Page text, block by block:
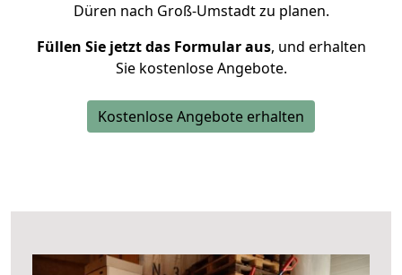
Düren nach Groß-Umstadt zu planen.
Füllen Sie jetzt das Formular aus, und erhalten
Sie kostenlose Angebote.
Kostenlose Angebote erhalten